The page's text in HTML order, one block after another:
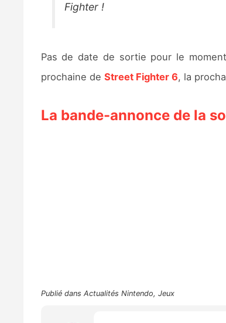
Fighter !
Pas de date de sortie pour le
prochaine de Street Fighter 6, la
La bande-annonce de la
Publié dans Actualités Nintendo, Jeux